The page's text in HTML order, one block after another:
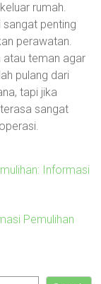
rumah.
penting
perawatan.
atau teman agar
pulang dari
tapi jika
sangat
Informasi
Pemulihan